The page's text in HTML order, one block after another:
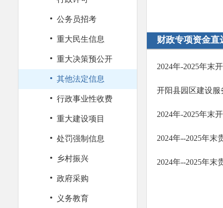
· 公务员招考
· 重大民生信息
· 重大决策预公开
· 其他法定信息
· 行政事业性收费
· 重大建设项目
· 处罚强制信息
· 乡村振兴
· 政府采购
· 义务教育
财政专项资金直
2024年-2025年末
开阳县园区建设
2024年--2025年
2024年--2025年